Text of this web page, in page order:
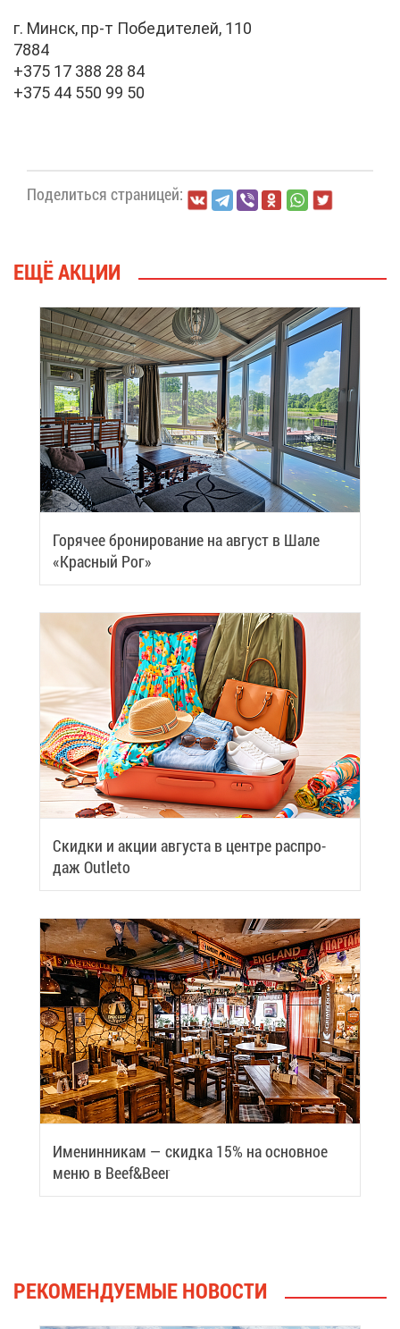
г. Минск, пр-т По­бе­ди­те­лей, 110
7884
+375 17 388 28 84
+375 44 550 99 50
По­де­лить­ся стра­ни­цей:
ЕЩЁ АК­ЦИИ
Го­ря­чее бро­ни­ро­ва­ние на ав­густ в Ша­ле
«Крас­ный Рог»
Скид­ки и ак­ции ав­гу­ста в цен­тре рас­про­
даж Outleto
Име­нин­ни­кам — скид­ка 15% на ос­нов­ное
ме­ню в Beef&Beer
РЕ­КО­МЕН­ДУ­Е­МЫЕ НО­ВО­СТИ